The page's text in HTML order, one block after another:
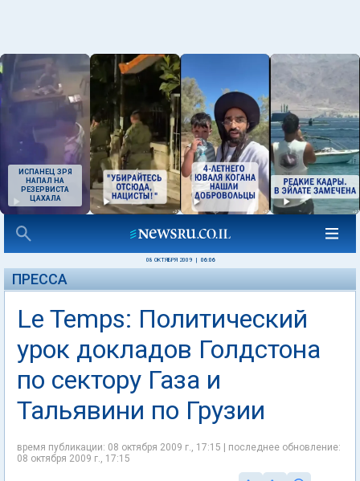
ИСПАНЕЦ ЗРЯ
НАПАЛ НА
РЕЗЕРВИСТА
ЦАХАЛА
08 ОКТЯБРЯ 2009 06:06
ПРЕССА
Le Temps: Политический
урок докладов Голдстона
по сектору Газа и
Тальявини по Грузии
время публикации: 08 октября 2009 г., 17:15 | последнее обновление:
08 октября 2009 г., 17:15